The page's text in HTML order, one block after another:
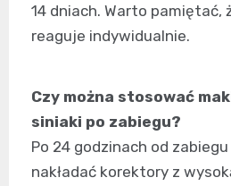
14 dniach. Warto pamiętać,
reaguje indywidualnie.
Czy można stosować
siniaki po zabiegu?
Po 24 godzinach od
nakładać korektory z